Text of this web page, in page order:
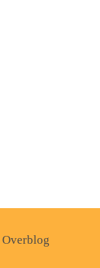
Overblog